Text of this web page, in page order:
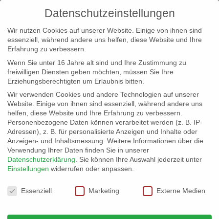
info@erfolgreich-events.de
+4940 46 777 230
Datenschutzeinstellungen
Wir nutzen Cookies auf unserer Website. Einige von ihnen sind
essenziell, während andere uns helfen, diese Website und Ihre
Erfahrung zu verbessern.
Wenn Sie unter 16 Jahre alt sind und Ihre Zustimmung zu
freiwilligen Diensten geben möchten, müssen Sie Ihre
Erziehungsberechtigten um Erlaubnis bitten.
Wir verwenden Cookies und andere Technologien auf unserer
Website. Einige von ihnen sind essenziell, während andere uns
helfen, diese Website und Ihre Erfahrung zu verbessern.
Personenbezogene Daten können verarbeitet werden (z. B. IP-
Adressen), z. B. für personalisierte Anzeigen und Inhalte oder
Anzeigen- und Inhaltsmessung. Weitere Informationen über die
Verwendung Ihrer Daten finden Sie in unserer
Datenschutzerklärung
Sie können Ihre Auswahl jederzeit unter
Einstellungen widerrufen oder anpassen.
Datenschutzeinstellungen
Essenziell Marketing Externe Medien